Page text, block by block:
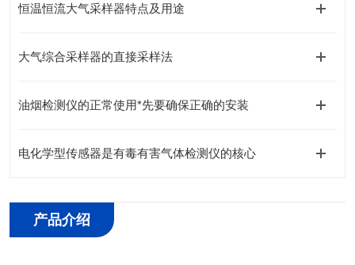
恒温恒流大气采样器特点及用途
大气综合采样器的直接采样法
油烟检测仪的正常使用*先要确保正确的安装
电化学型传感器是有毒有害气体检测仪的核心
产品介绍